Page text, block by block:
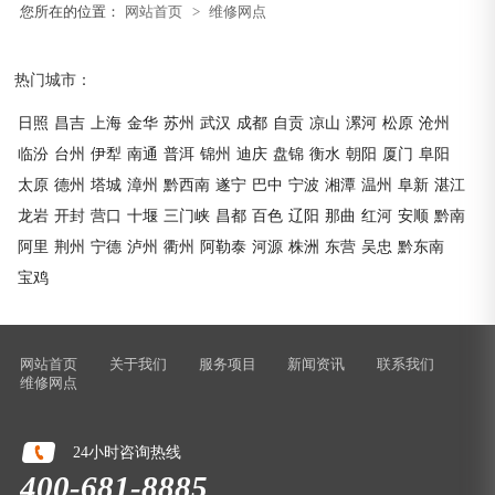
您所在的位置： 网站首页 > 维修网点
热门城市：
日照 昌吉 上海 金华 苏州 武汉 成都 自贡 凉山 漯河 松原 沧州
临汾 台州 伊犁 南通 普洱 锦州 迪庆 盘锦 衡水 朝阳 厦门 阜阳
太原 德州 塔城 漳州 黔西南 遂宁 巴中 宁波 湘潭 温州 阜新 湛江
龙岩 开封 营口 十堰 三门峡 昌都 百色 辽阳 那曲 红河 安顺 黔南
阿里 荆州 宁德 泸州 衢州 阿勒泰 河源 株洲 东营 吴忠 黔东南
宝鸡
网站首页 关于我们 服务项目 新闻资讯
联系我们
维修网点
24小时咨询热线
400-681-8885